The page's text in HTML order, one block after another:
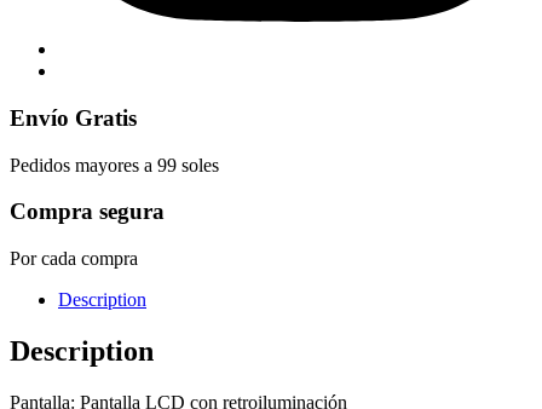
Envío Gratis
Pedidos mayores a 99 soles
Compra segura
Por cada compra
Description
Description
Pantalla: Pantalla LCD con retroiluminación